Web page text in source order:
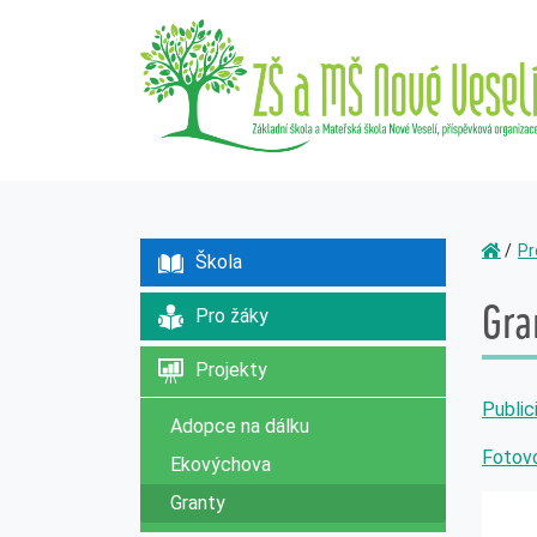
Škola
Pro žáky
Projekty
Adopce na dálku
Ekovýchova
Granty